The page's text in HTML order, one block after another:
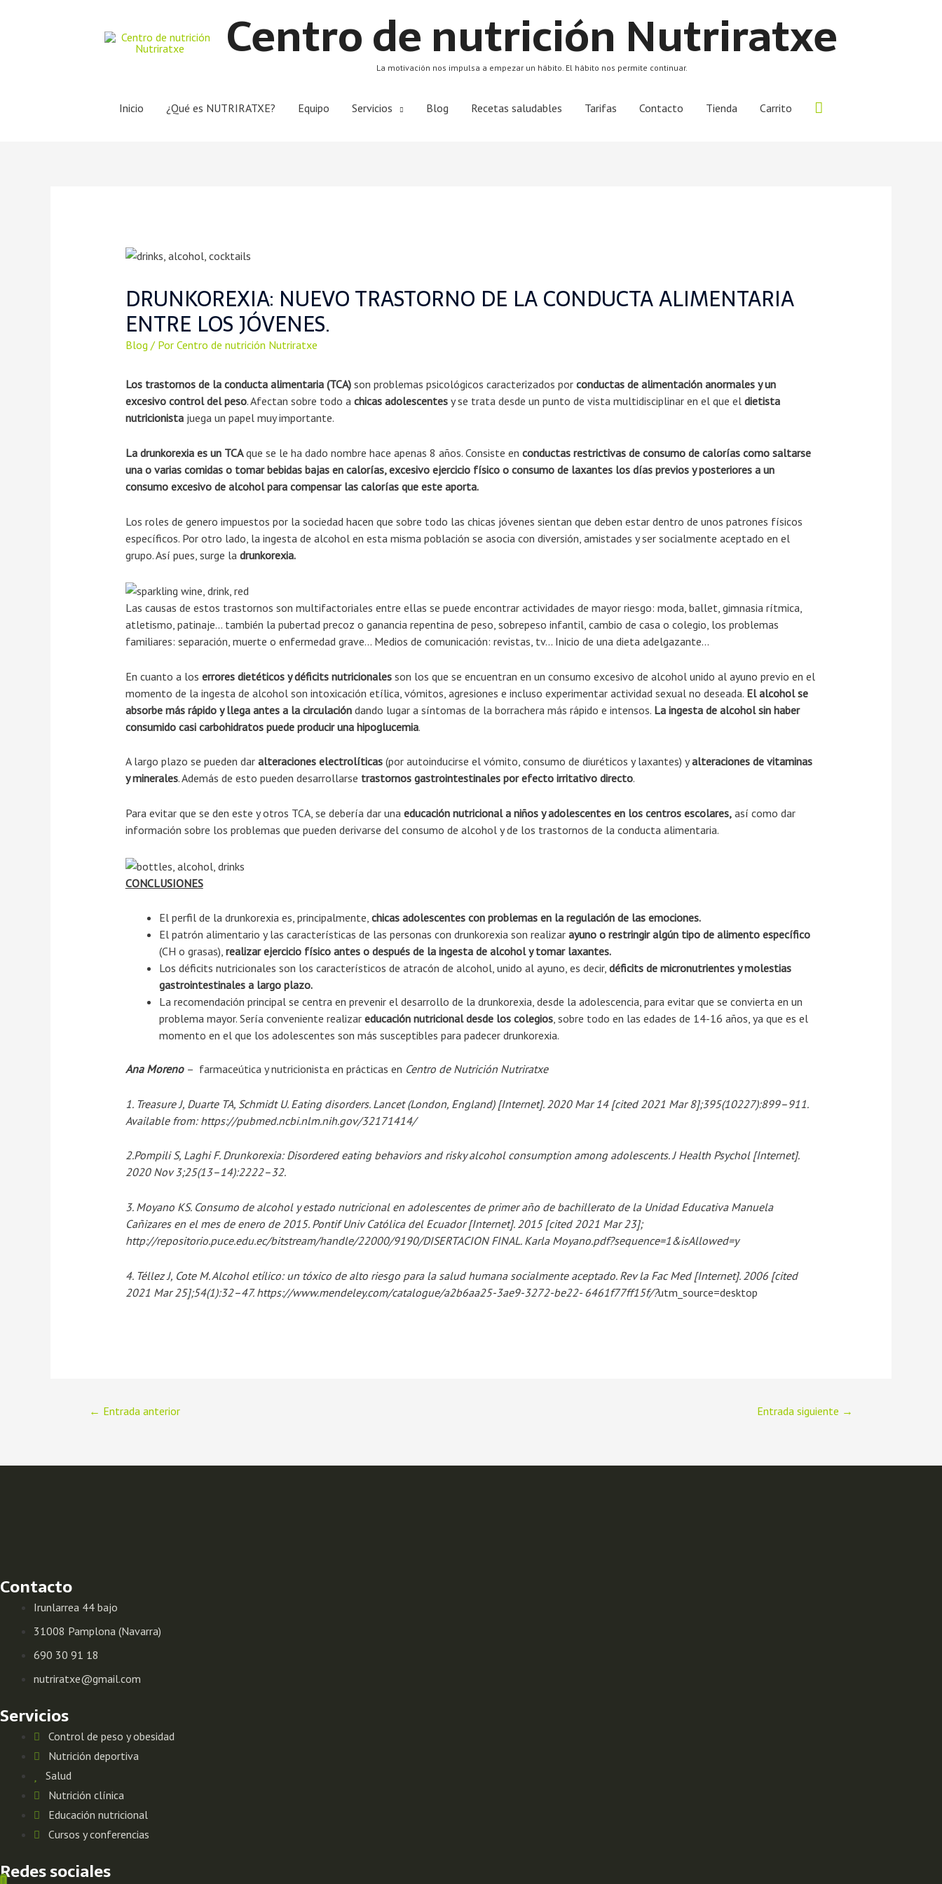
Centro de nutrición Nutriratxe
La motivación nos impulsa a empezar un hábito. El hábito nos permite continuar.
Inicio ¿Qué es NUTRIRATXE? Equipo Servicios Blog Recetas saludables Tarifas Contacto Tienda Carrito
DRUNKOREXIA: NUEVO TRASTORNO DE LA CONDUCTA ALIMENTARIA
ENTRE LOS JÓVENES.
Blog / Por Centro de nutrición Nutriratxe
Los trastornos de la conducta alimentaria (TCA)son problemas psicológicos caracterizados por conductas de alimentación anormales y un
excesivo control del peso. Afectan sobre todo a chicas adolescentesy se trata desde un punto de vista multidisciplinar en el que el dietista
nutricionistajuega un papel muy importante.
La drunkorexia es un TCAque se le ha dado nombre hace apenas 8 años. Consiste en conductas restrictivas de consumo de calorías como saltarse
una o varias comidas o tomar bebidas bajas en calorías, excesivo ejercicio físico o consumo de laxantes los días previos y posteriores a un
consumo excesivo de alcohol para compensar las calorías que este aporta.
Los roles de genero impuestos por la sociedad hacen que sobre todo las chicas jóvenes sientan que deben estar dentro de unos patrones físicos
específicos. Por otro lado, la ingesta de alcohol en esta misma población se asocia con diversión, amistades y ser socialmente aceptado en el
grupo. Así pues, surge la drunkorexia.
Las causas de estos trastornos son multifactoriales entre ellas se puede encontrar actividades de mayor riesgo: moda, ballet, gimnasia rítmica,
atletismo, patinaje… también la pubertad precoz o ganancia repentina de peso, sobrepeso infantil, cambio de casa o colegio, los problemas
familiares: separación, muerte o enfermedad grave… Medios de comunicación: revistas, tv… Inicio de una dieta adelgazante…
En cuanto a los errores dietéticos y déficits nutricionalesson los que se encuentran en un consumo excesivo de alcohol unido al ayuno previo en el
momento de la ingesta de alcohol son intoxicación etílica, vómitos, agresiones e incluso experimentar actividad sexual no deseada. El alcohol se
absorbe más rápido y llega antes a la circulacióndando lugar a síntomas de la borrachera más rápido e intensos. La ingesta de alcohol sin haber
consumido casi carbohidratos puede producir una hipoglucemia.
A largo plazo se pueden dar alteraciones electrolíticas(por autoinducirse el vómito, consumo de diuréticos y laxantes) yalteraciones de vitaminas
y minerales. Además de esto pueden desarrollarse trastornos gastrointestinales por efecto irritativo directo.
Para evitar que se den este y otros TCA, se debería dar una educación nutricional a niños y adolescentes en los centros escolares,así como dar
información sobre los problemas que pueden derivarse del consumo de alcohol y de los trastornos de la conducta alimentaria.
CONCLUSIONES
El perfil de la drunkorexia es, principalmente, chicas adolescentes con problemas en la regulación de las emociones.
El patrón alimentario y las características de las personas con drunkorexia son realizar ayuno o restringir algún tipo de alimento específico
(CH o grasas), realizar ejercicio físico antes o después de la ingesta de alcohol y tomar laxantes.
Los déficits nutricionales son los característicos de atracón de alcohol, unido al ayuno, es decir, déficits de micronutrientes y molestias
gastrointestinales a largo plazo.
La recomendación principal se centra en prevenir el desarrollo de la drunkorexia, desde la adolescencia, para evitar que se convierta en un
problema mayor. Sería conveniente realizar educación nutricional desde los colegios, sobre todo en las edades de 14-16 años, ya que es el
momento en el que los adolescentes son más susceptibles para padecer drunkorexia.
Ana Moreno – farmaceútica y nutricionista en prácticas en Centro de Nutrición Nutriratxe
1. Treasure J, Duarte TA, Schmidt U. Eating disorders. Lancet (London, England) [Internet]. 2020 Mar 14 [cited 2021 Mar 8];395(10227):899–911.
Available from: https://pubmed.ncbi.nlm.nih.gov/32171414/
2.Pompili S, Laghi F. Drunkorexia: Disordered eating behaviors and risky alcohol consumption among adolescents. J Health Psychol [Internet].
2020 Nov 3;25(13–14):2222–32.
3. Moyano KS. Consumo de alcohol y estado nutricional en adolescentes de primer año de bachillerato de la Unidad Educativa Manuela
Cañizares en el mes de enero de 2015. Pontif Univ Católica del Ecuador [Internet]. 2015 [cited 2021 Mar 23];
http://repositorio.puce.edu.ec/bitstream/handle/22000/9190/DISERTACION FINAL. Karla Moyano.pdf?sequence=1&isAllowed=y
4. Téllez J, Cote M. Alcohol etílico: un tóxico de alto riesgo para la salud humana socialmente aceptado. Rev la Fac Med [Internet]. 2006 [cited
2021 Mar 25];54(1):32–47. https://www.mendeley.com/catalogue/a2b6aa25-3ae9-3272-be22- 6461f77ff15f/?utm_source=desktop
← Entrada anterior Entrada siguiente →
Contacto
Irunlarrea 44 bajo
31008 Pamplona (Navarra)
690 30 91 18
nutriratxe@gmail.com
Servicios
Control de peso y obesidad
Nutrición deportiva
Salud
Nutrición clínica
Educación nutricional
Cursos y conferencias
Redes sociales